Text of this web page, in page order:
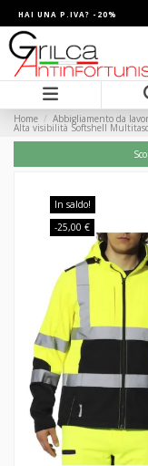
HAI UNA P.IVA? -20%
Home Abbigliamento da
Alta visibilità Softshell
In saldo!
-25,00 €